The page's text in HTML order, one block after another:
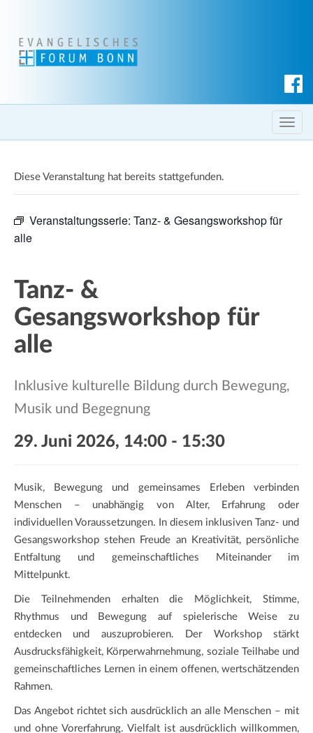
c
h T
o
l
n
Diese Veranstaltung hat bereits stattgefunden.
Veranstaltungsserie: Tanz- & Gesangsworkshop für
alle
Tanz- &
Gesangsworkshop für
alle
Inklusive kulturelle Bildung durch Bewegung,
Musik und Begegnung
29. Juni 2026, 14:00 - 15:30
Musik, Bewegung und gemeinsames Erleben verbinden
Menschen – unabhängig von Alter, Erfahrung oder
individuellen Voraussetzungen. In diesem inklusiven Tanz- und
Gesangsworkshop stehen Freude an Kreativität, persönliche
Entfaltung und gemeinschaftliches Miteinander im
Mittelpunkt.
Die Teilnehmenden erhalten die Möglichkeit, Stimme,
Rhythmus und Bewegung auf spielerische Weise zu
entdecken und auszuprobieren. Der Workshop stärkt
Ausdrucksfähigkeit, Körperwahrnehmung, soziale Teilhabe und
gemeinschaftliches Lernen in einem offenen, wertschätzenden
Rahmen.
Das Angebot richtet sich ausdrücklich an alle Menschen – mit
und ohne Vorerfahrung. Vielfalt ist ausdrücklich willkommen,